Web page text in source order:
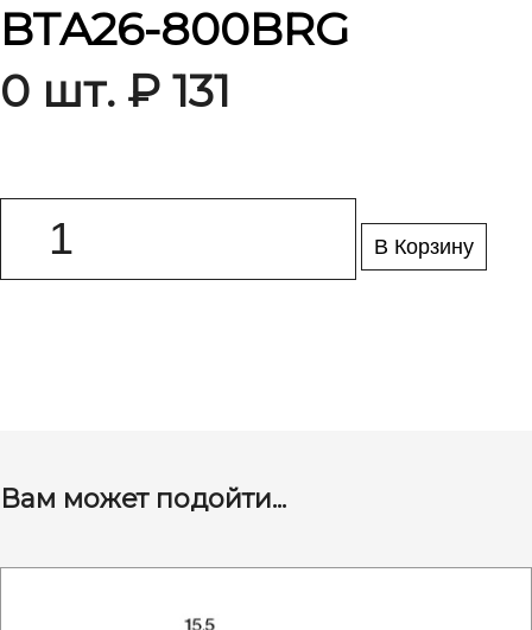
BTA26-800BRG
0 шт. ₽ 131
В Корзину
Вам может подойти...